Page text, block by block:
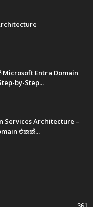
Entra Domain
by-Step...
Services Architecture –
එකක්...